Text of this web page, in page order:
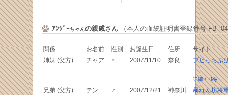
ｱﾝｼﾞｰちゃんの親戚さん（本人の血統証明書登録番号 FB -
関係 お名前 性別 お誕生日 住所
サイト
姉妹 (父方)
チャア ♀ 2007/11/10 奈良 ブヒっちぶ
詳細/+My
兄弟 (父方) テン ♂ 2007/12/21 神奈川 暴れん坊将